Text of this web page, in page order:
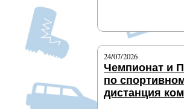
24/07/2026
Чемпионат и
по
дистанция